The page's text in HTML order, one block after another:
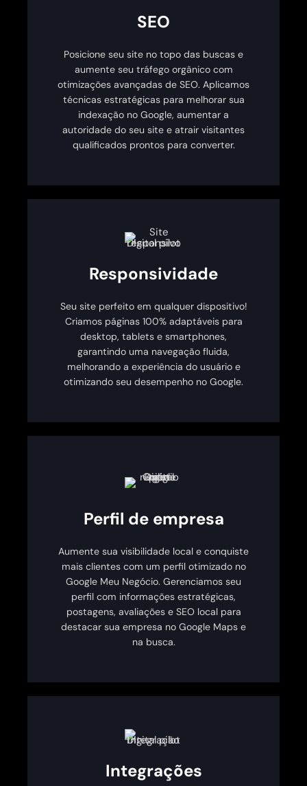
SEO
Posicione seu site no topo das buscas e
aumente seu tráfego orgânico com
otimizações avançadas de SEO. Aplicamos
técnicas estratégicas para melhorar sua
indexação no Google, aumentar a
autoridade do seu site e atrair visitantes
qualificados prontos para converter.
Responsividade
Seu site perfeito em qualquer dispositivo!
Criamos páginas 100% adaptáveis para
desktop, tablets e smartphones,
garantindo uma navegação fluida,
melhorando a experiência do usuário e
otimizando seu desempenho no Google.
Perfil de empresa
Aumente sua visibilidade local e conquiste
mais clientes com um perfil otimizado no
Google Meu Negócio. Gerenciamos seu
perfil com informações estratégicas,
postagens, avaliações e SEO local para
destacar sua empresa no Google Maps e
na busca.
Integrações